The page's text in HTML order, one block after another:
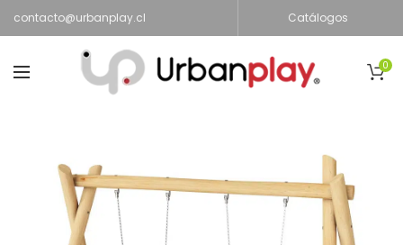
contacto@urbanplay.cl Catálogos
0